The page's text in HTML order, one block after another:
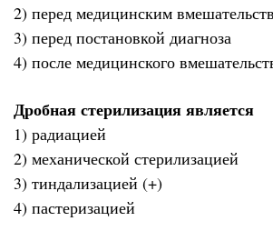
2) перед медицинским
3) перед постановкой диагноза
4) после медицинского
Дробная стерилизация является
1) радиацией
2) механической стерилизацией
3) тиндализацией (+)
4) пастеризацией